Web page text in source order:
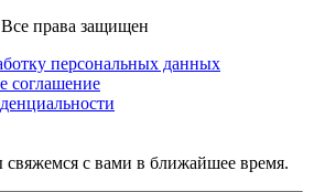
права защищен
персональных данных
соглашение
с вами в ближайшее время.